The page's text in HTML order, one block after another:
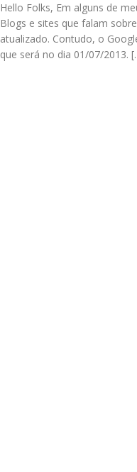
Hello Folks, Em alguns de
Blogs e sites que falam
atualizado. Contudo, o
que será no dia 01/07/2013.